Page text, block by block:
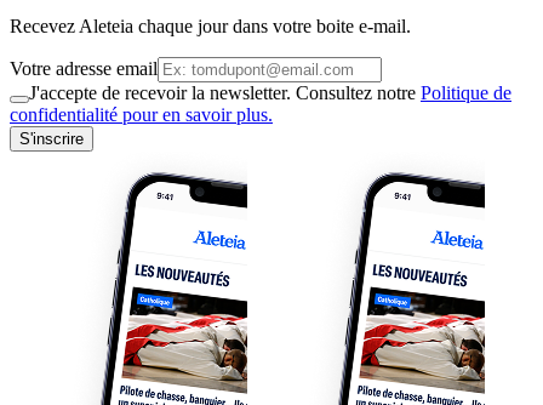
Recevez Aleteia chaque jour dans votre boite e-mail.
Votre adresse email
J'accepte de recevoir la newsletter. Consultez notre Politique de
confidentialité pour en savoir plus.
S'inscrire